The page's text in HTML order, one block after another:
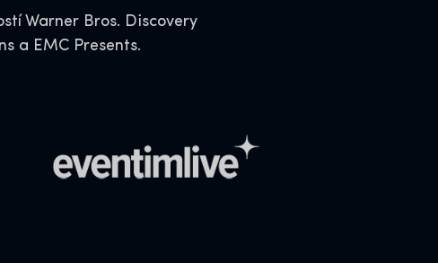
Warner Bros. Discovery
a EMC Presents.